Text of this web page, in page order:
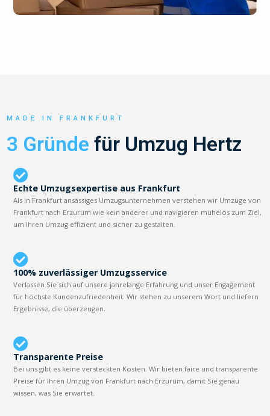
MADE IN FRANKFURT
3 Gründe für Umzug Hertz
Echte Umzugsexpertise aus Frankfurt
Als in Frankfurt ansässiges Umzugsunternehmen verstehen wir Umzüge von
Frankfurt nach Erzurum wie kein anderer und navigieren mühelos zum Ziel,
um Ihren Umzug effizient und sicher zu gestalten.
100% zuverlässiger Umzugsservice
Verlassen Sie sich auf unsere jahrelange Erfahrung und unser Engagement
für höchste Kundenzufriedenheit. Wir stehen zu unserem Wort und liefern
Ergebnisse, die überzeugen.
Transparente Preise
Bei uns gibt es keine versteckten Kosten. Wir bieten faire und transparente
Preise für Ihren Umzug von Frankfurt nach Erzurum, damit Sie genau
wissen, was Sie erwartet.